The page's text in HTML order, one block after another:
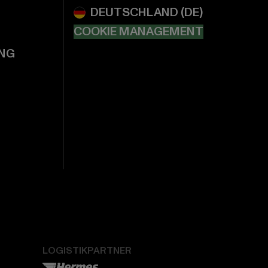
COOKIE MANAGEMENT
LOGISTIKPARTNER